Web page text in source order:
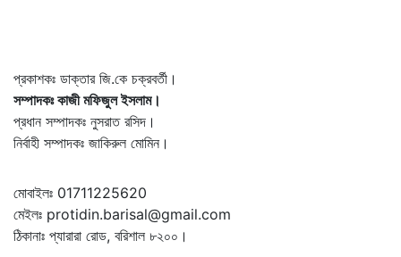
প্রকাশকঃ ডাক্তার জি.কে চক্রবর্তী।
সম্পাদকঃ কাজী মফিজুল ইসলাম।
প্রধান সম্পাদকঃ নুসরাত রসিদ।
নির্বাহী সম্পাদকঃ জাকিরুল মোমিন।
মোবাইলঃ 01711225620
মেইলঃ protidin.barisal@gmail.com
ঠিকানাঃ প্যারারা রোড, বরিশাল ৮২০০।